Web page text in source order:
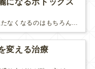
になるボトックス
ボトックスはシワが目立たなくなるのはもちろんですが、肌の凹凸が減って、キメが整ってお肌がキレイになる美肌効果があります。治療前…
変える治療